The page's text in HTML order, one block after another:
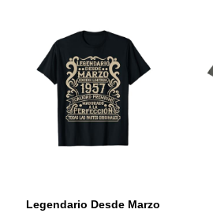
Legendario Desde Marzo